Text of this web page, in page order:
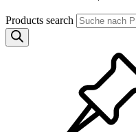
Products search